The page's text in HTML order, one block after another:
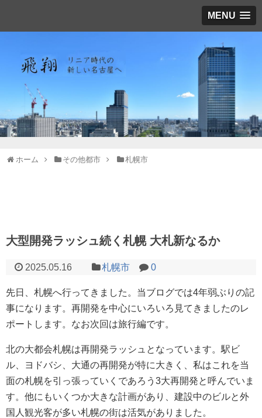
MENU
ホーム その他都市 札幌市
大型開発ラッシュ続く札幌 大札新なるか
2025.05.16 札幌市 0
先日、札幌へ行ってきました。当ブログでは4年弱ぶりの記
事になります。再開発を中心にいろいろ見てきましたのレ
ポートします。なお次回は旅行編です。
北の大都会札幌は再開発ラッシュとなっています。駅ビ
ル、ヨドバシ、大通の再開発が特に大きく、私はこれを当
面の札幌を引っ張っていくであろう3大再開発と呼んでいま
す。他にもいくつか大きな計画があり、建設中のビルと外
国人観光客が多い札幌の街は活気がありました。